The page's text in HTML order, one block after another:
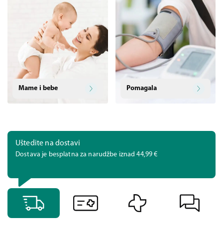
Mame i bebe Pomagala
Uštedite na dostavi
Dostava je besplatna za narudžbe iznad 44,99 €